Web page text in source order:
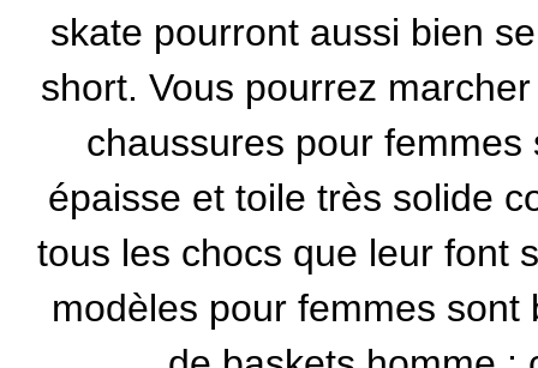
skate pourront aussi bien
short. Vous pourrez
chaussures pour
épaisse et toile très solide
tous les chocs que leur font
modèles pour femmes